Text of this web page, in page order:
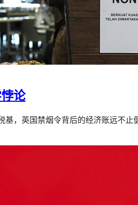
论
基，英国禁烟令背后的经济账远不